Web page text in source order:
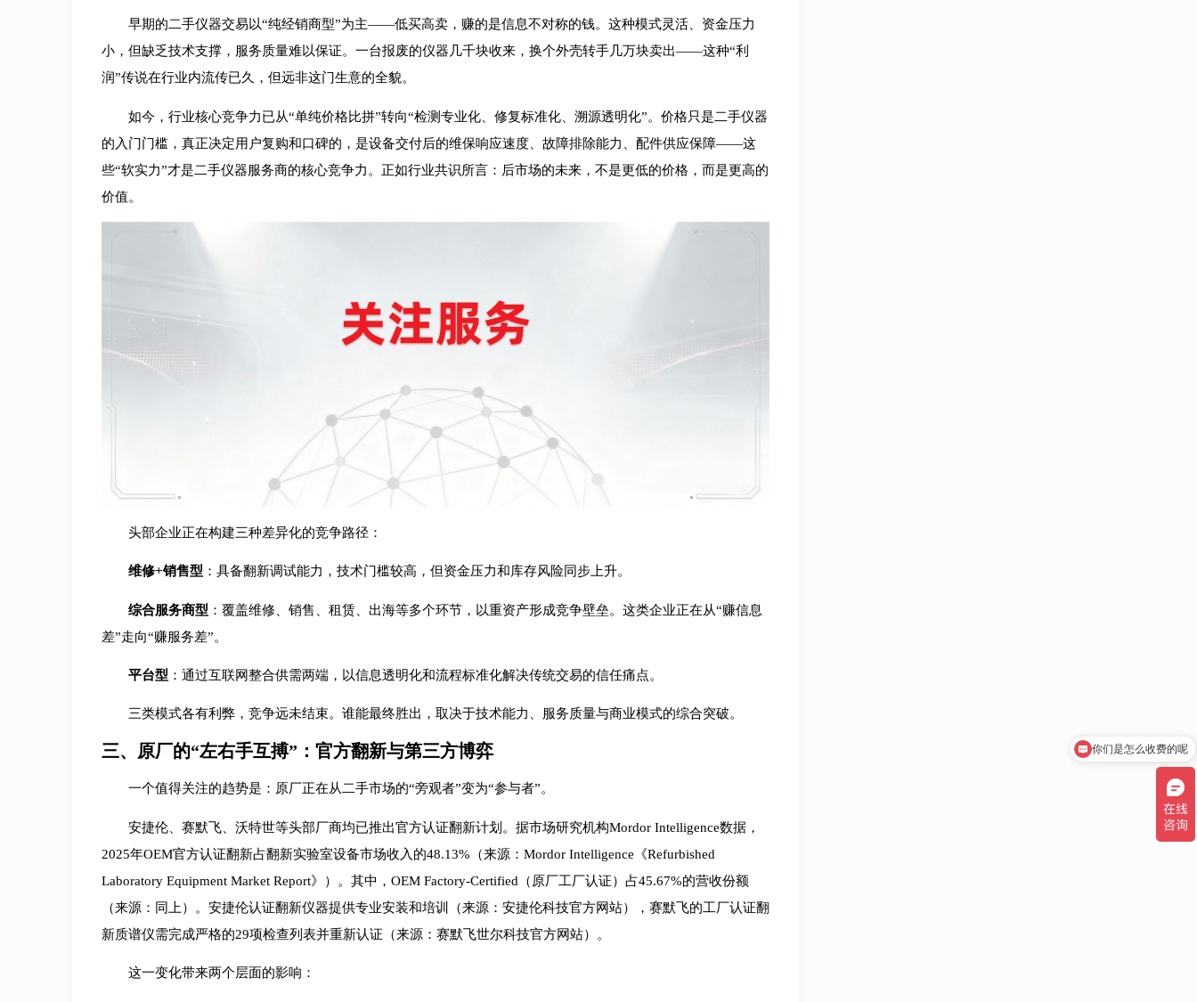
早期的二手仪器交易以“纯经销商型”为主——低买高卖，赚的是信息不对称的钱。这种模式灵活、资金压力
小，但缺乏技术支撑，服务质量难以保证。一台报废的仪器几千块收来，换个外壳转手几万块卖出——这种“利
润”传说在行业内流传已久，但远非这门生意的全貌。
如今，行业核心竞争力已从“单纯价格比拼”转向“检测专业化、修复标准化、溯源透明化”。价格只是二手仪器
的入门门槛，真正决定用户复购和口碑的，是设备交付后的维保响应速度、故障排除能力、配件供应保障——这
些“软实力”才是二手仪器服务商的核心竞争力。正如行业共识所言：后市场的未来，不是更低的价格，而是更高的
价值。
头部企业正在构建三种差异化的竞争路径：
维修+销售型 ：具备翻新调试能力，技术门槛较高，但资金压力和库存风险同步上升。
综合服务商型 ：覆盖维修、销售、租赁、出海等多个环节，以重资产形成竞争壁垒。这类企业正在从“赚信息
差”走向“赚服务差”。
平台型 ：通过互联网整合供需两端，以信息透明化和流程标准化解决传统交易的信任痛点。
三类模式各有利弊，竞争远未结束。谁能最终胜出，取决于技术能力、服务质量与商业模式的综合突破。
三、原厂的“左右手互搏”：官方翻新与第三方博弈
一个值得关注的趋势是：原厂正在从二手市场的“旁观者”变为“参与者”。
安捷伦、赛默飞、沃特世等头部厂商均已推出官方认证翻新计划。据市场研究机构Mordor Intelligence数据，
2025年OEM官方认证翻新占翻新实验室设备市场收入的48.13%（来源：Mordor Intelligence《Refurbished
Laboratory Equipment Market Report》）。其中，OEM Factory-Certified（原厂工厂认证）占45.67%的营收份额
（来源：同上）。安捷伦认证翻新仪器提供专业安装和培训（来源：安捷伦科技官方网站），赛默飞的工厂认证翻
新质谱仪需完成严格的29项检查列表并重新认证（来源：赛默飞世尔科技官方网站）。
这一变化带来两个层面的影响：
你们是怎么收费的呢